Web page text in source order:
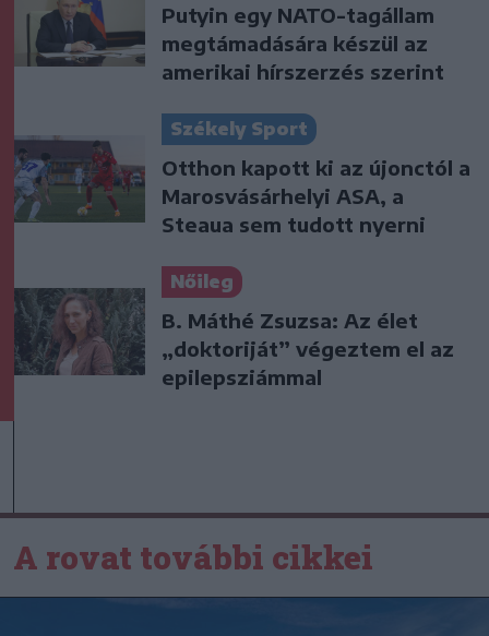
Putyin egy NATO-tagállam
megtámadására készül az
amerikai hírszerzés szerint
Székely Sport
Otthon kapott ki az újonctól a
Marosvásárhelyi ASA, a
Steaua sem tudott nyerni
Nőileg
B. Máthé Zsuzsa: Az élet
„doktoriját” végeztem el az
epilepsziámmal
A rovat további cikkei